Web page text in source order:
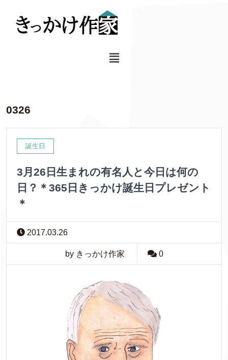
0326
誕生日
3月26日生まれの有名人と今日は何の
日？＊365日きっかけ誕生日プレゼント
＊
2017.03.26
by きっかけ作家 0